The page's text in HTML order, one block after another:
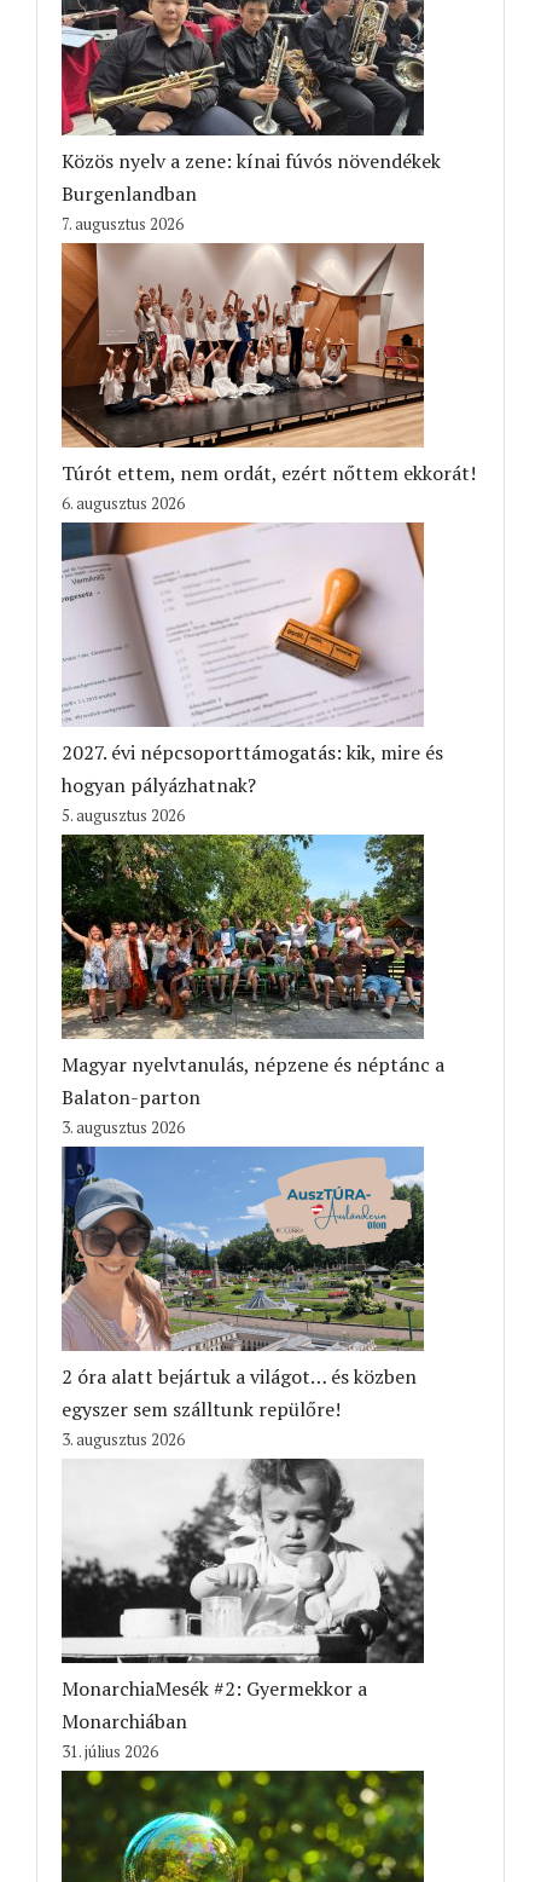
Közös nyelv a zene: kínai fúvós növendékek
Burgenlandban
7. augusztus 2026
Túrót ettem, nem ordát, ezért nőttem ekkorát!
6. augusztus 2026
2027. évi népcsoporttámogatás: kik, mire és
hogyan pályázhatnak?
5. augusztus 2026
Magyar nyelvtanulás, népzene és néptánc a
Balaton-parton
3. augusztus 2026
2 óra alatt bejártuk a világot… és közben
egyszer sem szálltunk repülőre!
3. augusztus 2026
MonarchiaMesék #2: Gyermekkor a
Monarchiában
31. július 2026